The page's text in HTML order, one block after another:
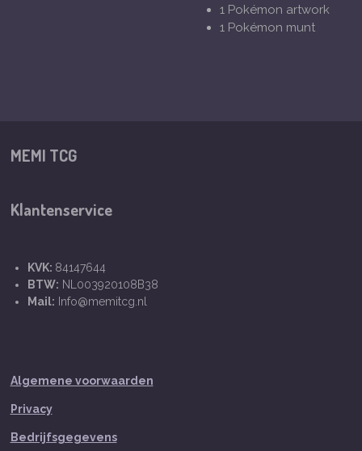
1 Pokémon artwork
1 Pokémon munt
MEMI TCG
Klantenservice
KVK: 84147644
BTW: NL003920108B38
Mail: Info@memitcg.nl
Algemene voorwaarden
Privacy
Bedrijfsgegevens